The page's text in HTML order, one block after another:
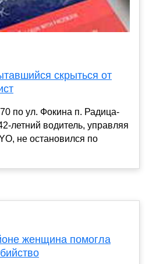
скрыться от
по ул. Фокина п. Радица-
летний водитель, управляя
не остановился по
женщина помогла